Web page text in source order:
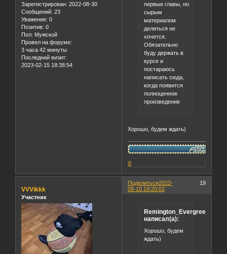
Зарегистрирован: 2022-08-30
Сообщений: 23
Уважение: 0
Позитив: 0
Пол: Мужской
Провел на форуме:
3 часа 42 минуты
Последний визит:
2023-02-15 18:38:54
первые главы, но
сырым
материалом
делиться не
хочется.
Обязательно
буду держать в
курсе и
постараюсь
написать сюда,
когда появится
полноценное
произведение
Хорошо, будем ждать)
0
Поделиться 19
2022-
09-10 19:20:02
VVVikkk
Участник
Remington_Evergreen
написал(а):
Хорошо, будем
ждать)